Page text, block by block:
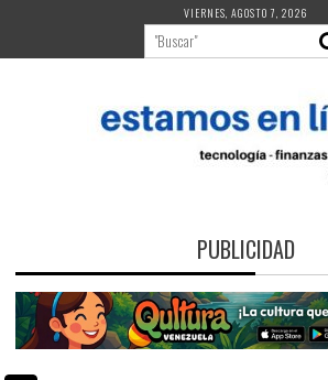
contenido
VIERNES, AGOSTO 7, 2026
PUBLICIDAD